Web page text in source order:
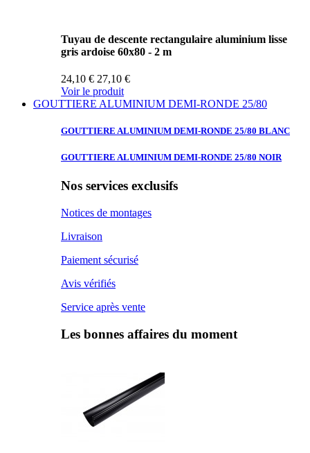
Tuyau de descente rectangulaire aluminium lisse
gris ardoise 60x80 - 2 m
24,10 € 27,10 €
Voir le produit
GOUTTIERE ALUMINIUM DEMI-RONDE 25/80
GOUTTIERE ALUMINIUM DEMI-RONDE 25/80 BLANC
GOUTTIERE ALUMINIUM DEMI-RONDE 25/80 NOIR
Nos services exclusifs
Notices de montages
Livraison
Paiement sécurisé
Avis vérifiés
Service après vente
Les bonnes affaires du moment